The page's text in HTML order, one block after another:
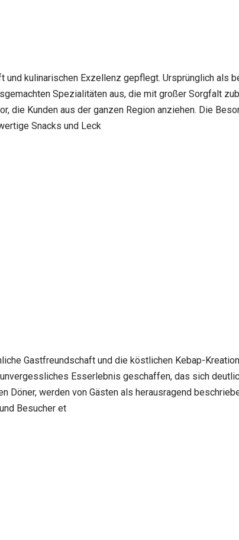
kulinarischen Exzellenz gepflegt. Ursprünglich als
Spezialitäten aus, die mit großer Sorgfalt
die Kunden aus der ganzen Region anziehen. Die
Snacks und Leck
Gastfreundschaft und die köstlichen Kebap-
Esserlebnis geschaffen, das sich
Döner, werden von Gästen als herausragend
Besucher et